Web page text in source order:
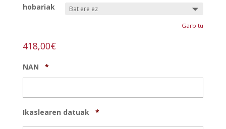
hobariak
Garbitu
418,00€
NAN *
Ikaslearen datuak *